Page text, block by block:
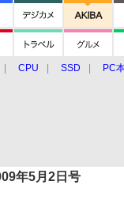
CPU SSD PC
年5月2日号